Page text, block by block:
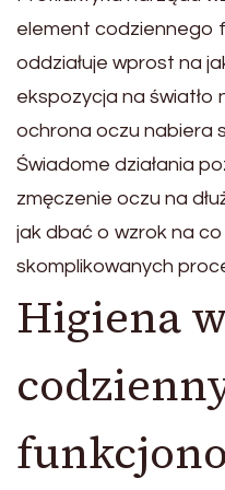
element codziennego
oddziałuje wprost na
ekspozycja na światło
ochrona oczu nabiera
Świadome działania
zmęczenie oczu na
jak dbać o wzrok na
skomplikowanych
Higiena